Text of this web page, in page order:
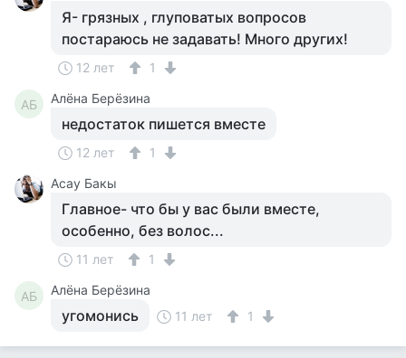
Я- грязных , глуповатых вопросов
постараюсь не задавать! Много других!
12 лет 1
АБ Алёна Берёзина
недостаток пишется вместе
12 лет
1
Асау Бакы
Главное- что бы у вас были вместе,
особенно, без волос...
11 лет 1
АБ Алёна Берёзина
угомонись 11 лет 1